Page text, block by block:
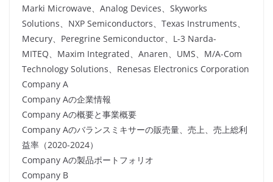
Marki Microwave、Analog Devices、Skyworks
Solutions、NXP Semiconductors、Texas Instruments、
Mecury、Peregrine Semiconductor、L-3 Narda-
MITEQ、Maxim Integrated、Anaren、UMS、M/A-Com
Technology Solutions、Renesas Electronics Corporation
Company A
Company Aの企業情報
Company Aの概要と事業概要
Company Aのバランスミキサーの販売量、売上、売上総利
益率（2020-2024）
Company Aの製品ポートフォリオ
Company B